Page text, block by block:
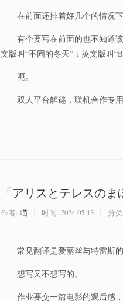
在前面还排着好几个的情况
有个要写在前面的也不知道
文版叫“不同的冬天”；英文版叫
呃。
双人平台解谜，联机合作专
「アリスとテレスのま
作者: 喵 时间: 2024-05-13 分
常见翻译是爱丽丝与特雷斯的
想写又不想写的。
作业要交一篇电影的观后感